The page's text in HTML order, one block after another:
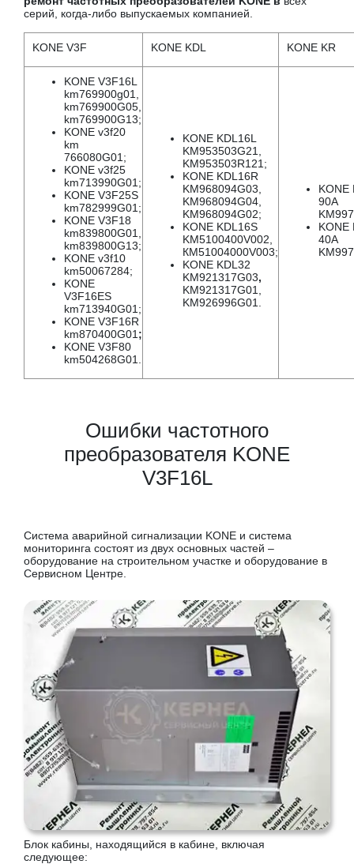
серий, когда-либо выпускаемых компанией.
KONE V3F KONE KDL KONE KR
KONE V3F16L
km769900g01,
km769900G05,
km769900G13;
KONE v3f20
km
766080G01;
KONE v3f25
km713990G01;
KONE V3F25S
km782999G01;
KONE V3F18
km839800G01,
km839800G13;
KONE v3f10
km50067284;
KONE
V3F16ES
km713940G01;
KONE V3F16R
km870400G01 ;
KONE V3F80
km504268G01.
KONE KDL16L
KM953503G21,
KM953503R121;
KONE KDL16R
KM968094G03,
KM968094G04,
KM968094G02;
KONE KDL16S
KM5100400V002,
КМ51004000V003;
KONE KDL32
KM921317G03,
KM921317G01,
KM926996G01.
KONE
90A
KONE
40A
Ошибки частотного
преобразователя KONE
V3F16L
Система аварийной сигнализации KONE и система
мониторинга состоят из двух основных частей –
оборудование на строительном участке и оборудование в
Сервисном Центре.
Блок кабины, находящийся в кабине, включая
следующее: